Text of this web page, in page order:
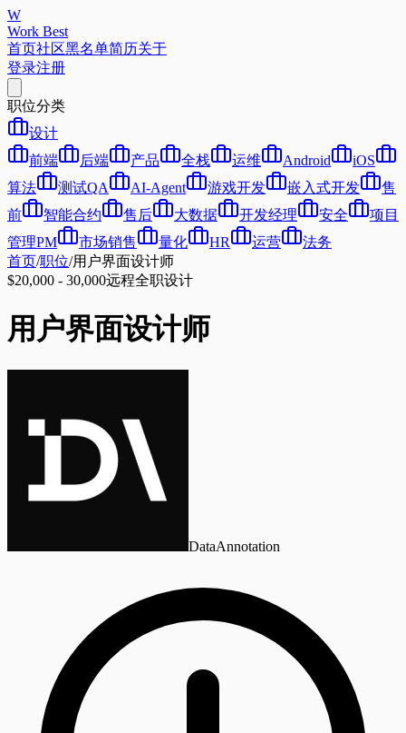
W
Work Best
首页社区黑名单简历关于
登录注册
职位分类
设计
前端
后端 产品 全栈 运维 Android
iOS
算法
测试QA AI-Agent 游戏开发 嵌入式开发
售
前
智能合约 售后 大数据 开发经理 安全
项目
管理PM
市场销售 量化 HR 运营
法务
首页/职位/用户界面设计师
$20,000 - 30,000远程全职设计
用户界面设计师
DataAnnotation